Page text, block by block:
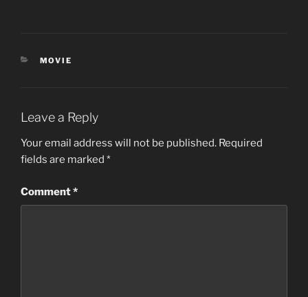
CATEGORIES
MOVIE
Leave a Reply
Your email address will not be published. Required
fields are marked *
Comment*